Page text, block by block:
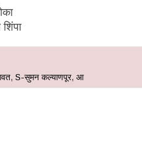
, S-सुमन कल्याणपूर, आ